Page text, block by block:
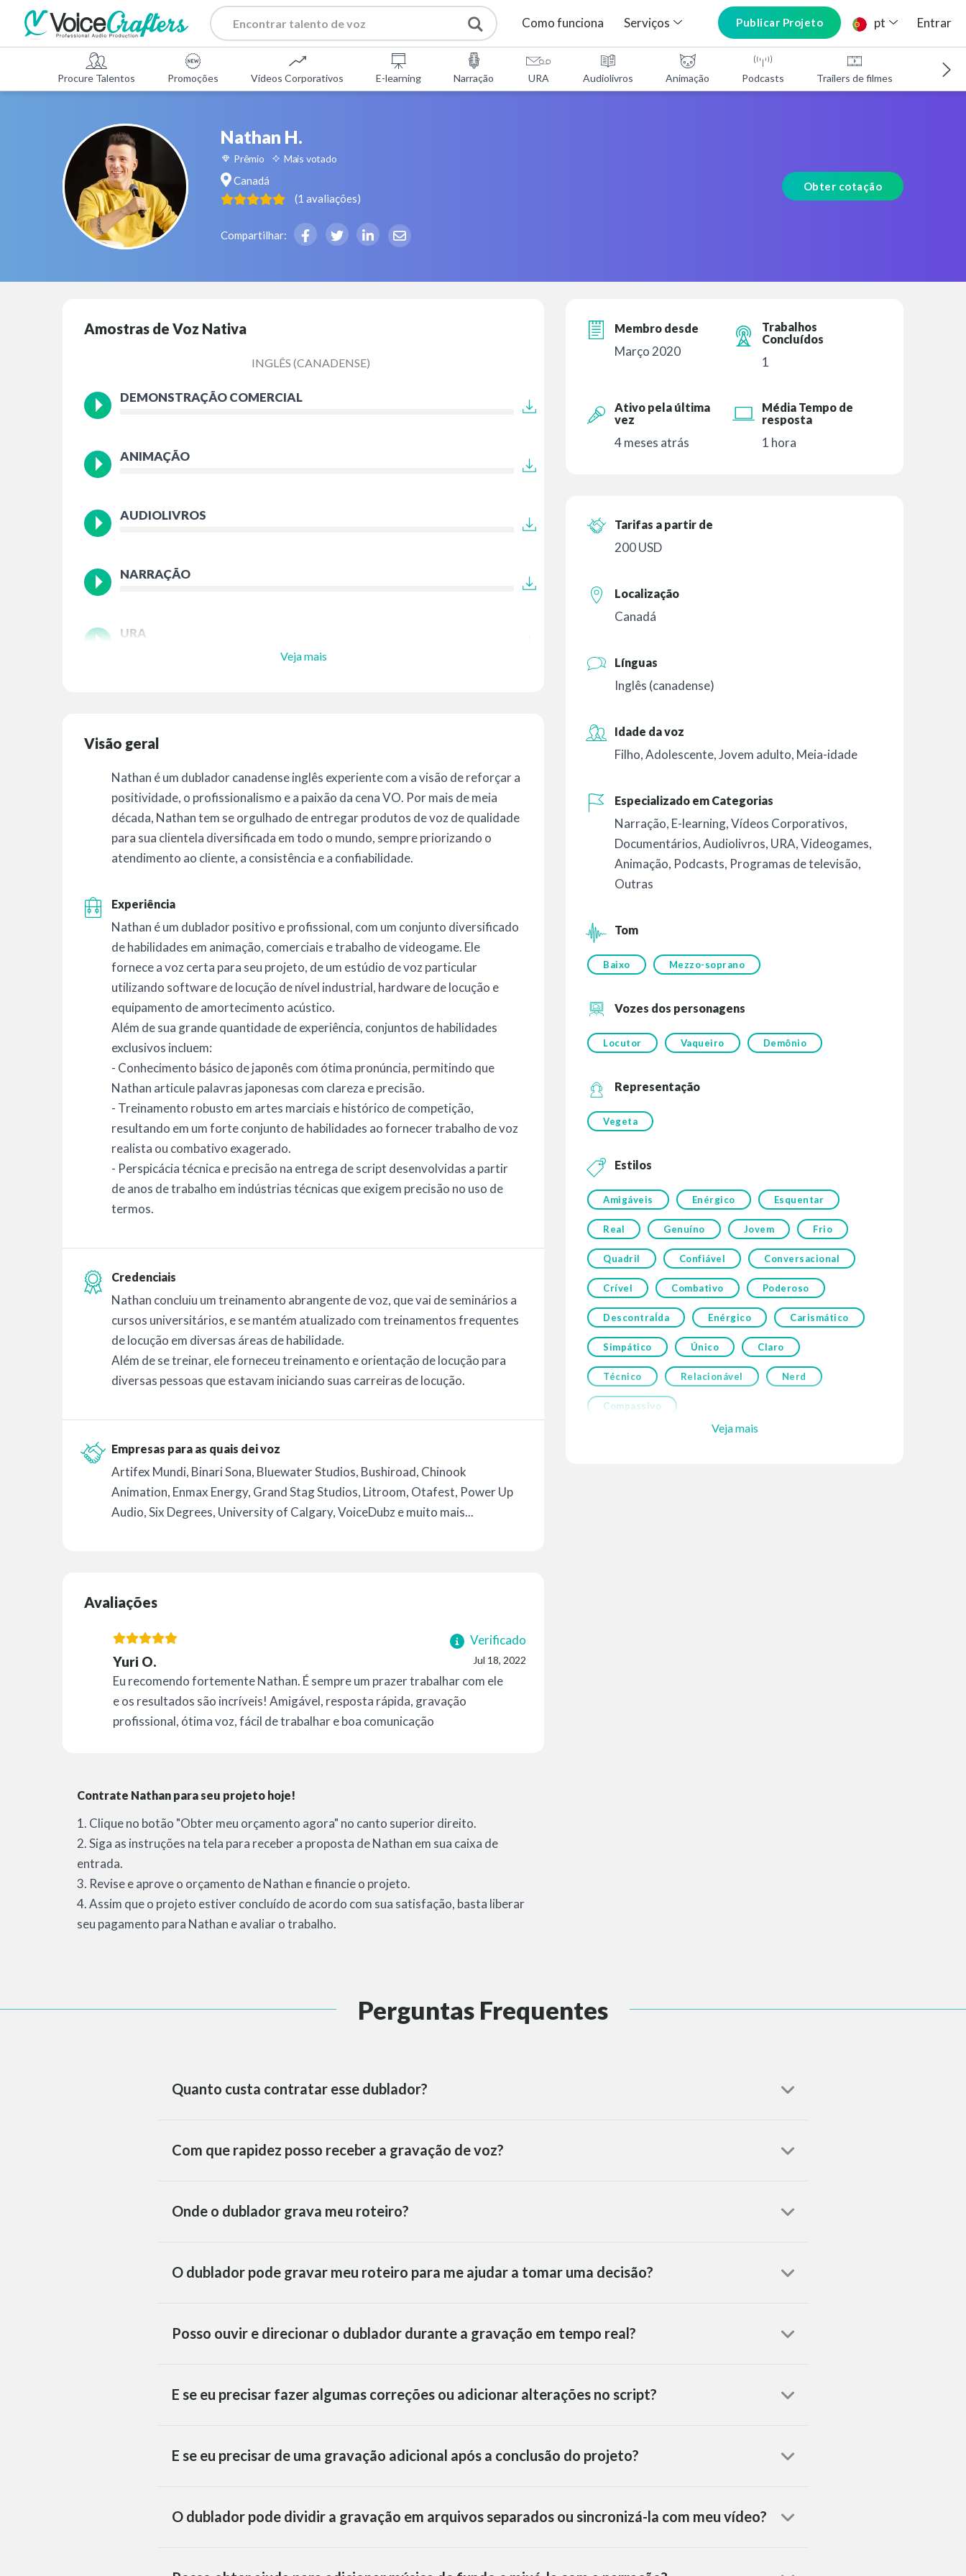
Como funciona Serviços Publicar Projeto pt Entrar
Procure Talentos Promoções Vídeos Corporativos E-learning Narração URA Audiolivros Animação Podcasts Trailers de filmes
Nathan H.
Prêmio Mais votado
Canadá
(1 avaliações)
Compartilhar:
Obter cotação
Amostras de Voz Nativa
INGLÊS (CANADENSE)
DEMONSTRAÇÃO COMERCIAL
ANIMAÇÃO
AUDIOLIVROS
NARRAÇÃO
URA
Veja mais
Visão geral
Nathan é um dublador canadense inglês experiente com a visão de reforçar a
positividade, o profissionalismo e a paixão da cena VO. Por mais de meia
década, Nathan tem se orgulhado de entregar produtos de voz de qualidade
para sua clientela diversificada em todo o mundo, sempre priorizando o
atendimento ao cliente, a consistência e a confiabilidade.
Experiência
Nathan é um dublador positivo e profissional, com um conjunto diversificado
de habilidades em animação, comerciais e trabalho de videogame. Ele
fornece a voz certa para seu projeto, de um estúdio de voz particular
utilizando software de locução de nível industrial, hardware de locução e
equipamento de amortecimento acústico.
Além de sua grande quantidade de experiência, conjuntos de habilidades
exclusivos incluem:
- Conhecimento básico de japonês com ótima pronúncia, permitindo que
Nathan articule palavras japonesas com clareza e precisão.
- Treinamento robusto em artes marciais e histórico de competição,
resultando em um forte conjunto de habilidades ao fornecer trabalho de voz
realista ou combativo exagerado.
- Perspicácia técnica e precisão na entrega de script desenvolvidas a partir
de anos de trabalho em indústrias técnicas que exigem precisão no uso de
termos.
Credenciais
Nathan concluiu um treinamento abrangente de voz, que vai de seminários a
cursos universitários, e se mantém atualizado com treinamentos frequentes
de locução em diversas áreas de habilidade.
Além de se treinar, ele forneceu treinamento e orientação de locução para
diversas pessoas que estavam iniciando suas carreiras de locução.
Empresas para as quais dei voz
Artifex Mundi, Binari Sona, Bluewater Studios, Bushiroad, Chinook
Animation, Enmax Energy, Grand Stag Studios, Litroom, Otafest, Power Up
Audio, Six Degrees, University of Calgary, VoiceDubz e muito mais...
Avaliações
Verificado
Jul 18, 2022
Yuri O.
Eu recomendo fortemente Nathan. É sempre um prazer trabalhar com ele
e os resultados são incríveis! Amigável, resposta rápida, gravação
profissional, ótima voz, fácil de trabalhar e boa comunicação
Contrate Nathan para seu projeto hoje!
1. Clique no botão "Obter meu orçamento agora" no canto superior direito.
2. Siga as instruções na tela para receber a proposta de Nathan em sua caixa de
entrada.
3. Revise e aprove o orçamento de Nathan e financie o projeto.
4. Assim que o projeto estiver concluído de acordo com sua satisfação, basta liberar
seu pagamento para Nathan e avaliar o trabalho.
Membro desde
Março 2020
Trabalhos
Concluídos
1
Ativo pela última
vez
4 meses atrás
Média Tempo de
resposta
1 hora
Tarifas a partir de
200 USD
Localização
Canadá
Línguas
Inglês (canadense)
Idade da voz
Filho,Adolescente,Jovem adulto, Meia-idade
Especializado em Categorias
Narração, E-learning,Vídeos Corporativos,
Documentários,Audiolivros, URA,Videogames,
Animação, Podcasts, Programas de televisão,
Outras
Tom
Baixo Mezzo-soprano
Vozes dos personagens
Locutor Vaqueiro Demônio
Representação
Vegeta
Estilos
Amigáveis Enérgico Esquentar
Real Genuíno Jovem Frio
Quadril Confiável Conversacional
Crível Combativo Poderoso
DescontraÍda Enérgico Carismático
Simpático Único Claro
Técnico Relacionável Nerd
Compassivo
Veja mais
Perguntas Frequentes
Quanto custa contratar esse dublador?
Com que rapidez posso receber a gravação de voz?
Onde o dublador grava meu roteiro?
O dublador pode gravar meu roteiro para me ajudar a tomar uma decisão?
Posso ouvir e direcionar o dublador durante a gravação em tempo real?
E se eu precisar fazer algumas correções ou adicionar alterações no script?
E se eu precisar de uma gravação adicional após a conclusão do projeto?
O dublador pode dividir a gravação em arquivos separados ou sincronizá-la com meu vídeo?